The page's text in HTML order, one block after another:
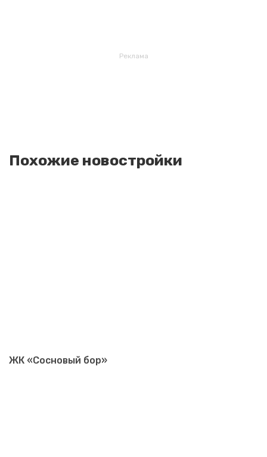
Реклама
Похожие новостройки
ЖК «Сосновый бор»